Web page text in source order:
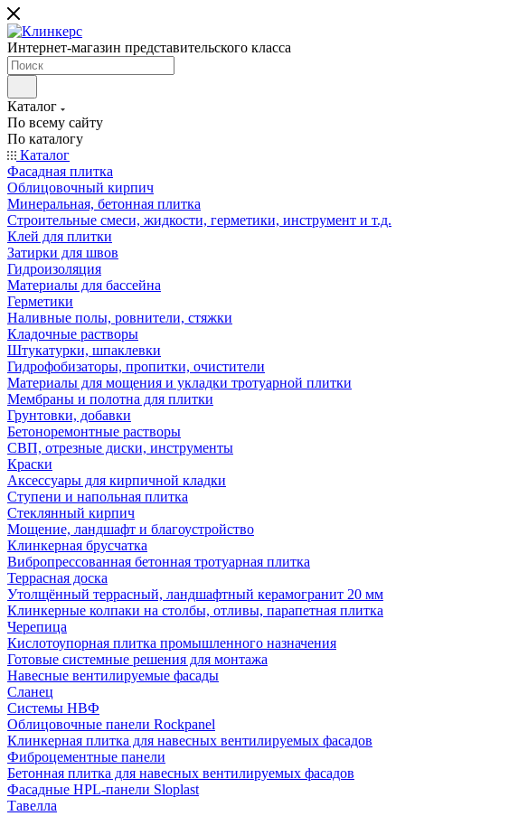
Интернет-магазин представительского класса
Каталог
По всему сайту
По каталогу
Каталог
Фасадная плитка
Облицовочный кирпич
Минеральная, бетонная плитка
Строительные смеси, жидкости, герметики, инструмент и т.д.
Клей для плитки
Затирки для швов
Гидроизоляция
Материалы для бассейна
Герметики
Наливные полы, ровнители, стяжки
Кладочные растворы
Штукатурки, шпаклевки
Гидрофобизаторы, пропитки, очистители
Материалы для мощения и укладки тротуарной плитки
Мембраны и полотна для плитки
Грунтовки, добавки
Бетоноремонтные растворы
СВП, отрезные диски, инструменты
Краски
Аксессуары для кирпичной кладки
Ступени и напольная плитка
Cтеклянный кирпич
Мощение, ландшафт и благоустройство
Клинкерная брусчатка
Вибропрессованная бетонная тротуарная плитка
Террасная доска
Утолщённый террасный, ландшафтный керамогранит 20 мм
Клинкерные колпаки на столбы, отливы, парапетная плитка
Черепица
Кислотоупорная плитка промышленного назначения
Готовые системные решения для монтажа
Навесные вентилируемые фасады
Сланец
Системы НВФ
Облицовочные панели Rockpanel
Клинкерная плитка для навесных вентилируемых фасадов
Фиброцементные панели
Бетонная плитка для навесных вентилируемых фасадов
Фасадные HPL-панели Sloplast
Тавелла